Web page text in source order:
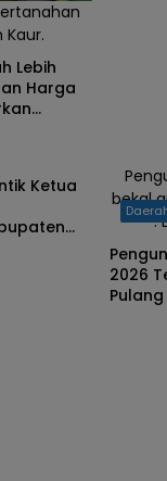
Kaur.
Lebih
Harga
Ketua
bekal
:
2026